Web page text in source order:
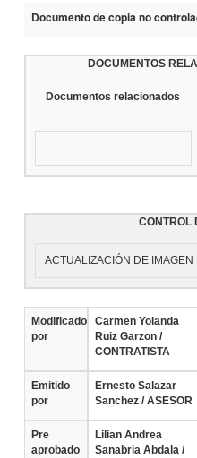
Documento de copia no
DOCUMENTOS
Documentos relacionados
CONTROL
ACTUALIZACIÓN DE IMAGEN
Modificado
por
Carmen Yolanda
Ruiz Garzon /
CONTRATISTA
Emitido
por
Ernesto Salazar
Sanchez / ASESOR
Pre
aprobado
Lilian Andrea
Sanabria Abdala /